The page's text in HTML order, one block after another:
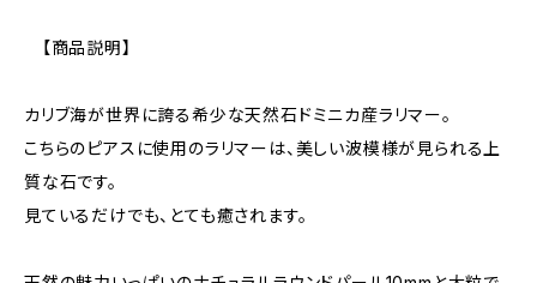
【商品説明】
カリブ海が世界に誇る希少な天然石ドミニカ産ラリマー。
こちらのピアスに使用のラリマーは、美しい波模様が見られる上
質な石です。
見ているだけでも、とても癒されます。